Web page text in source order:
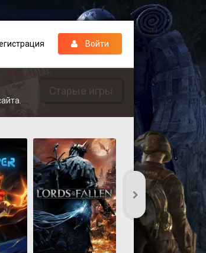
Войти
Старые игры